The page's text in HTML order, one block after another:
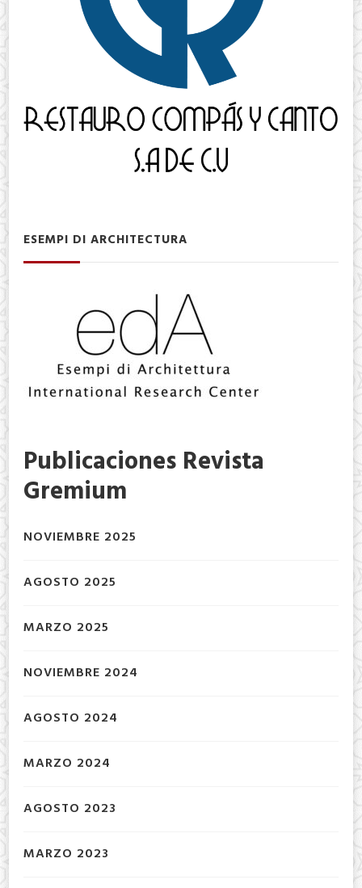
ESEMPI DI ARCHITECTURA
Publicaciones Revista
Gremium
NOVIEMBRE 2025
AGOSTO 2025
MARZO 2025
NOVIEMBRE 2024
AGOSTO 2024
MARZO 2024
AGOSTO 2023
MARZO 2023